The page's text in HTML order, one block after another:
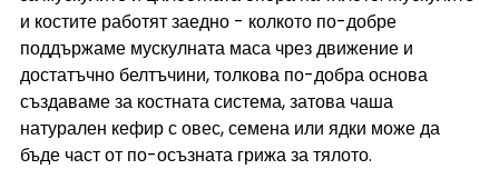
и костите работят заедно - колкото по-добре
поддържаме мускулната маса чрез движение и
достатъчно белтъчини, толкова по-добра основа
създаваме за костната система, затова чаша
натурален кефир с овес, семена или ядки може да
бъде част от по-осъзната грижа за тялото.